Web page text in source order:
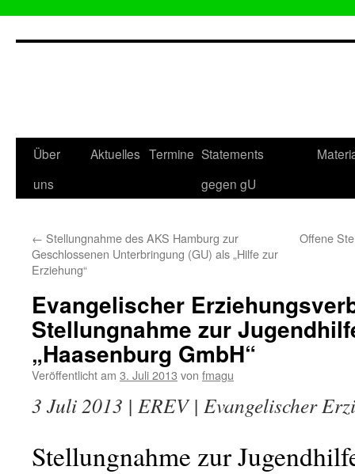
Inhalt
Über
uns
Aktuelles Termine Statements
gegen gU
← Stellungnahme des AKS Hamburg zur
Geschlossenen Unterbringung (GU) als „Hilfe zur
Erziehung“
Offene
Evangelischer
Stellungnahme zur
„Haasenburg GmbH“
Veröffentlicht am 3. Juli 2013 von fmagu
3 Juli 2013 | EREV | Evangelischer
Stellungnahme zur